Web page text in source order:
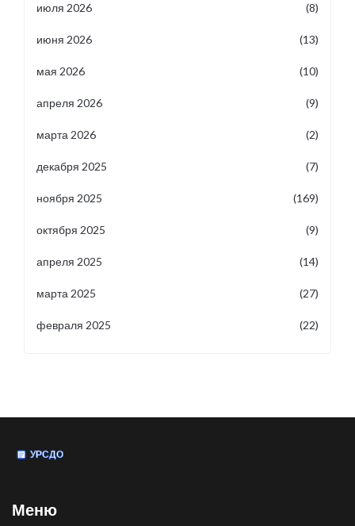
июля 2026 (8)
июня 2026 (13)
мая 2026 (10)
апреля 2026 (9)
марта 2026 (2)
декабря 2025 (7)
ноября 2025 (169)
октября 2025 (9)
апреля 2025 (14)
марта 2025 (27)
февраля 2025 (22)
Меню